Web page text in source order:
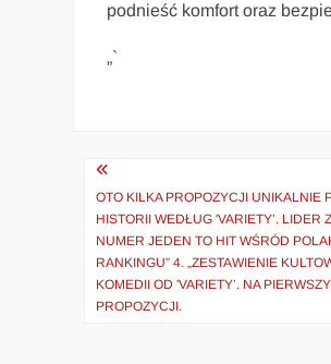
podnieść komfort oraz
„`
Nawigacja
wpisu
OTO KILKA PROPOZYCJI UNIKALNIE
HISTORII WEDŁUG 'VARIETY’. LIDER
NUMER JEDEN TO HIT WŚRÓD
RANKINGU” 4. „ZESTAWIENIE
KOMEDII OD 'VARIETY’. NA
PROPOZYCJI.